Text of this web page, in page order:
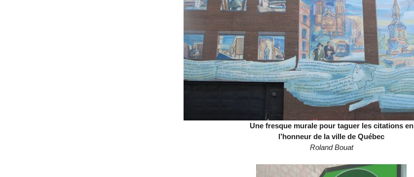
Une fresque murale pour taguer les citations en
l’honneur de la ville de Québec
Roland Bouat